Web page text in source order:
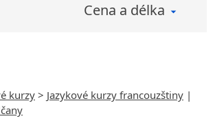
Cena a délka
kurzy > Jazykové kurzy francouzštiny |